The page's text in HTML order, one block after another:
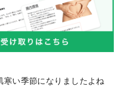
寒い季節になりましたよね